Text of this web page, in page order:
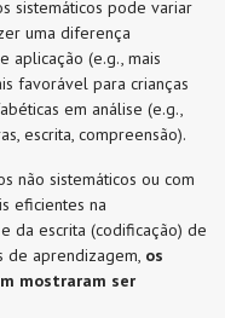
sistemáticos pode variar
uma diferença
aplicação (e.g., mais
favorável para crianças
em análise (e.g.,
escrita, compreensão).
não sistemáticos ou com
eficientes na
da escrita (codificação) de
de aprendizagem, os
mostraram ser